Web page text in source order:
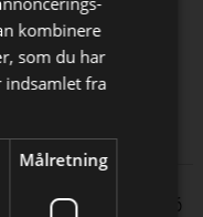
dag
om
- EPD
s
16/6 2026
kombinere
som du har
indsamlet fra
Målretning